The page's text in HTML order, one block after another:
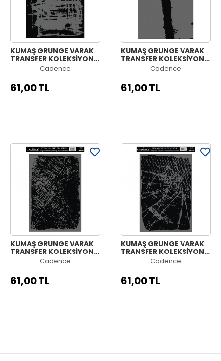
KUMAŞ GRUNGE VARAK
TRANSFER KOLEKSİYONU
GÜMÜŞ GC-04 21X30
Cadence
61,00 TL
KUMAŞ GRUNGE VARAK
TRANSFER KOLEKSİYONU
GÜMÜŞ GC-03 21X30
Cadence
61,00 TL
KUMAŞ GRUNGE VARAK
TRANSFER KOLEKSİYONU
GÜMÜŞ GC-02 21X30
Cadence
61,00 TL
KUMAŞ GRUNGE VARAK
TRANSFER KOLEKSİYONU
GÜMÜŞ GC-01 21X30
Cadence
61,00 TL